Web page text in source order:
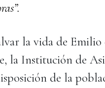
la vida de
la Institución de
de la